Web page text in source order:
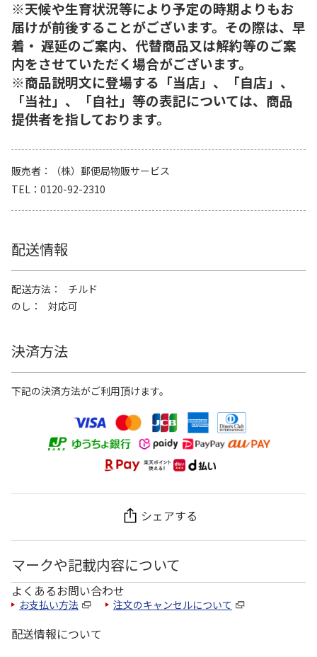
※天候や生育状況等により予定の時期よりもお
届けが前後することがございます。その際は、早
着・ 遅延のご案内、代替商品又は解約等のご案
内をさせていただく場合がございます。
※商品説明文に登場する「当店」、「自店」、
「当社」、「自社」等の表記については、商品
提供者を指しております。
販売者
（株）郵便局物販サービス
TEL
0120-92-2310
配送情報
配送方法
チルド
のし
対応可
決済方法
下記の決済方法がご利用頂けます。
シェアする
マークや記載内容について
よくあるお問い合わせ
お支払い方法 注文のキャンセルについて
配送情報について